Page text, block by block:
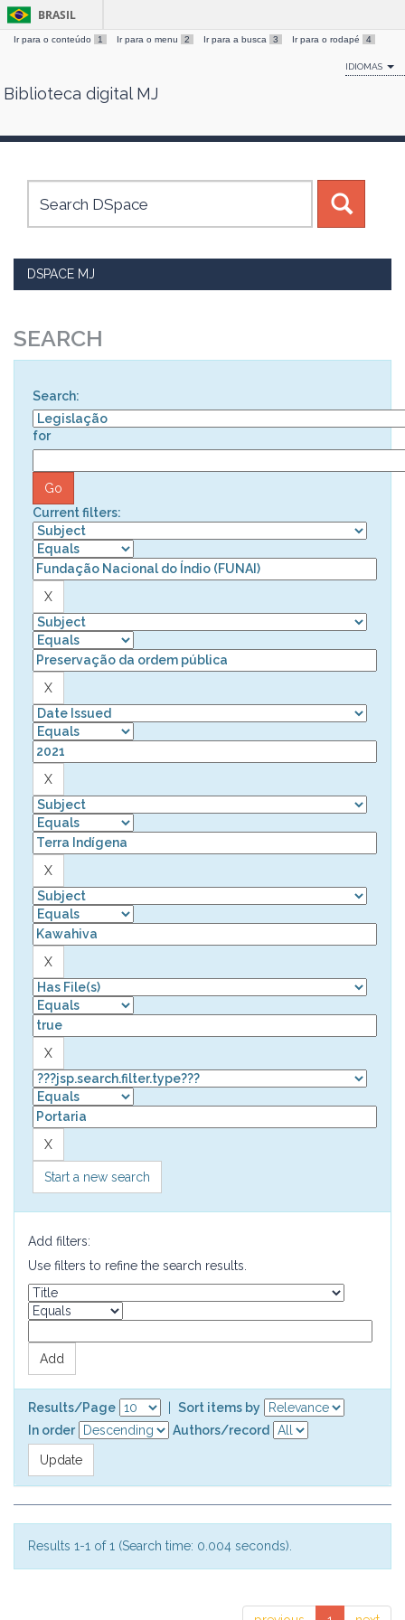
Skip
BRASIL
Ir para o conteúdo 1 Ir para o menu 2 Ir para a busca 3 Ir para o rodapé 4
IDIOMAS
Biblioteca digital MJ
DSPACE MJ
SEARCH
Search:
for
Current filters:
Start a new search
Add filters:
Use filters to refine the search results.
Results/Page
Sort items by
In order
Authors/record
Results 1-1 of 1 (Search time: 0.004 seconds).